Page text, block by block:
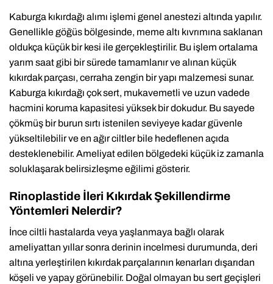
Kaburga kıkırdağı alımı işlemi genel anestezi altında yapılır.
Genellikle göğüs bölgesinde, meme altı kıvrımına saklanan
oldukça küçük bir kesi ile gerçekleştirilir. Bu işlem ortalama
yarım saat gibi bir sürede tamamlanır ve alınan küçük
kıkırdak parçası, cerraha zengin bir yapı malzemesi sunar.
Kaburga kıkırdağı çok sert, mukavemetli ve uzun vadede
hacmini koruma kapasitesi yüksek bir dokudur. Bu sayede
çökmüş bir burun sırtı istenilen seviyeye kadar güvenle
yükseltilebilir ve en ağır ciltler bile hedeflenen açıda
desteklenebilir. Ameliyat edilen bölgedeki küçük iz zamanla
soluklaşarak belirsizleşme eğilimi gösterir.
Rinoplastide İleri Kıkırdak Şekillendirme
Yöntemleri Nelerdir?
İnce ciltli hastalarda veya yaşlanmaya bağlı olarak
ameliyattan yıllar sonra derinin incelmesi durumunda, deri
altına yerleştirilen kıkırdak parçalarının kenarları dışarıdan
köşeli ve yapay görünebilir. Doğal olmayan bu sert geçişleri